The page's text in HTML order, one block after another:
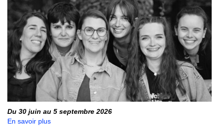
Du 30 juin au 5 septembre 2026
En savoir plus